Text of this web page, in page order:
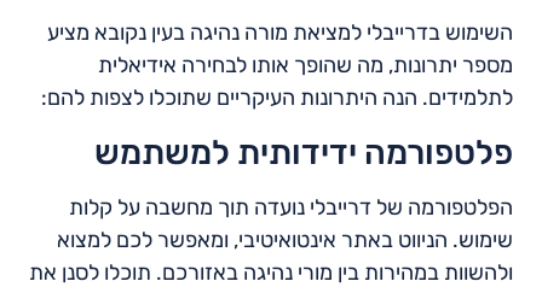
השימוש בדרייבלי למציאת מורה נהיגה בעין נקובא מציע
מספר יתרונות, מה שהופך אותו לבחירה אידיאלית
לתלמידים. הנה היתרונות העיקריים שתוכלו לצפות להם:
פלטפורמה ידידותית למשתמש
הפלטפורמה של דרייבלי נועדה תוך מחשבה על קלות
שימוש. הניווט באתר אינטואיטיבי, ומאפשר לכם למצוא
ולהשוות במהירות בין מורי נהיגה באזורכם. תוכלו לסנן את